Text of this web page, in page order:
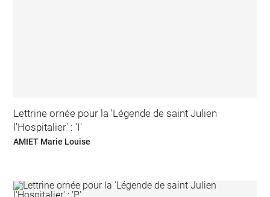
Lettrine ornée pour la 'Légende de saint Julien
l'Hospitalier' : 'I'
AMIET Marie Louise